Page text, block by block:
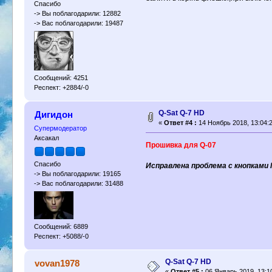
Спасибо
-> Вы поблагодарили: 12882
-> Вас поблагодарили: 19487
Сообщений: 4251
Респект: +2884/-0
Дигидон
Супермодератор
Аксакал
Спасибо
-> Вы поблагодарили: 19165
-> Вас поблагодарили: 31488
Сообщений: 6889
Респект: +5088/-0
Q-Sat Q-7 HD
«Ответ #4 : 14 Ноябрь 2018,
Прошивка для Q-07
Исправлена проблема с кнопками
vovan1978 Q-Sat Q-7 HD